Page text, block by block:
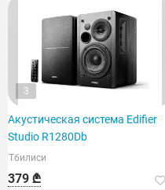
3
Акустическая система Edifier
Studio R1280Db
Тбилиси
379 ₾